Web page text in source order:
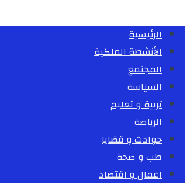
الرئيسية
الأنشطة الملكية
المجتمع
السياسة
تربية و تعليم
الرياضة
حوادث و قضايا
طب و صحة
اعمال و اقتصاد